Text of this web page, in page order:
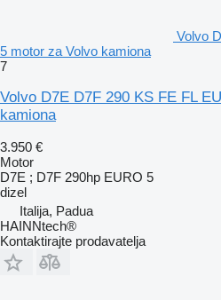
Volvo
5 motor za Volvo kamiona
7
Volvo D7E D7F 290 KS FE FL
kamiona
3.950 €
Motor
D7E ; D7F 290hp EURO 5
dizel
Italija, Padua
HAINNtech®
Kontaktirajte prodavatelja